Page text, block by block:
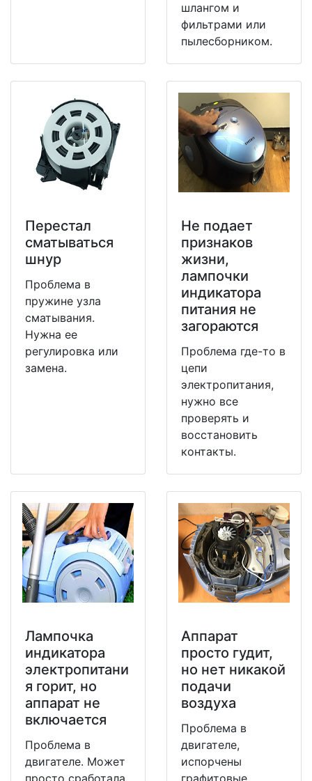
шлангом и
фильтрами или
пылесборником.
Перестал
сматываться
шнур
Проблема в
пружине узла
сматывания.
Нужна ее
регулировка или
замена.
Не подает
признаков
жизни,
лампочки
индикатора
питания не
загораются
Проблема где-то в
цепи
электропитания,
нужно все
проверять и
восстановить
контакты.
Лампочка
индикатора
электропитани
я горит, но
аппарат не
включается
Проблема в
двигателе. Может
Аппарат
просто гудит,
но нет никакой
подачи
воздуха
Проблема в
двигателе,
испорчены